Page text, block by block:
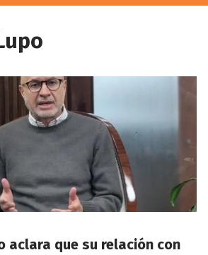
aclara que su relación con